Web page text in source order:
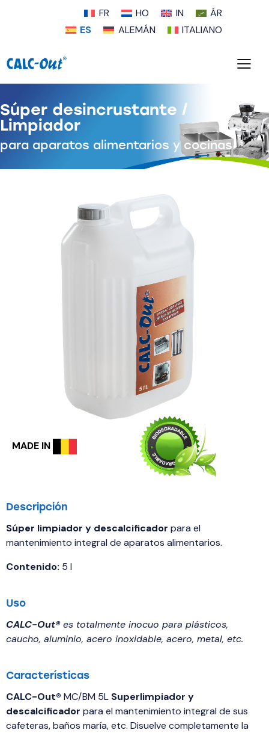
FR HO IN
ÁR
ES
ALEMÁN ITALIANO
Súper desincrustante /
Limpiador
para aparatos alimentarios y cocinas
MADE IN
Descripción
Súper limpiador y descalcificador para el
mantenimiento integral de aparatos alimentarios.
Contenido: 5 l
Uso
CALC-Out®es totalmente inocuo para plásticos,
caucho, aluminio, acero inoxidable, acero, metal, etc.
Características
CALC-Out® MC/BM 5L Superlimpiador y
descalcificador para el mantenimiento integral de sus
cafeteras, baños maría, etc. Disuelve completamente la